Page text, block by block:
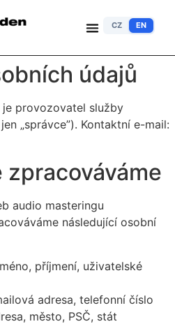
CZ EN
údajů
je provozovatel služby
„správce”). Kontaktní e-mail:
zpracováváme
audio masteringu
následující osobní
příjmení, uživatelské
adresa, telefonní číslo
město, PSČ, stát